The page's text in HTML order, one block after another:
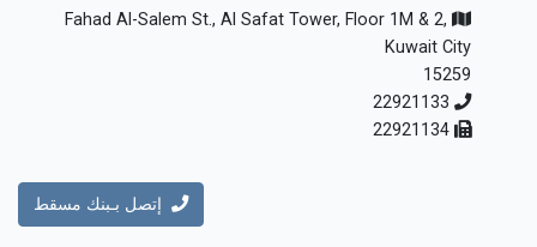
Fahad Al-Salem St., Al Safat Tower, Floor 1M & 2,
Kuwait City
15259
إتصل بـبنك مسقط